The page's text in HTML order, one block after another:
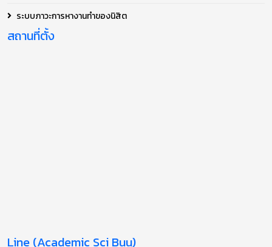
ระบบภาวะการหางานทำของนิสิต
สถานที่ตั้ง
Line (Academic Sci Buu)